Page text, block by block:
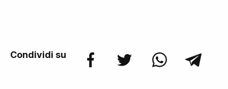
Condividi su